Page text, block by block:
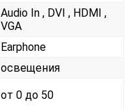
Audio In , DVI , HDMI ,
VGA
Earphone
освещения
от 0 до 50